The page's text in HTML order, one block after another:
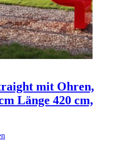
mit Ohren,
Länge 420 cm,